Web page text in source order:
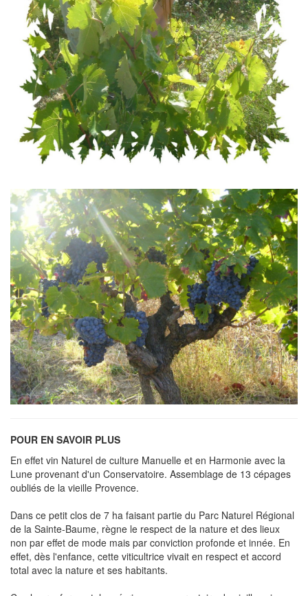
POUR EN SAVOIR PLUS
En effet vin Naturel de culture Manuelle et en Harmonie avec la
Lune provenant d'un Conservatoire. Assemblage de 13 cépages
oubliés de la vieille Provence.
Dans ce petit clos de 7 ha faisant partie du Parc Naturel Régional
de la Sainte-Baume, règne le respect de la nature et des lieux
non par effet de mode mais par conviction profonde et innée. En
effet, dès l'enfance, cette viticultrice vivait en respect et accord
total avec la nature et ses habitants.